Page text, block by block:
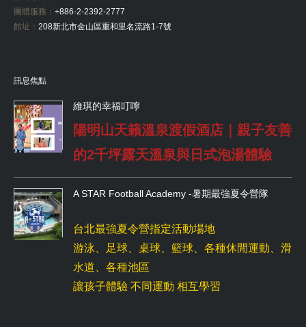
團體服務： +886-2-2392-2777
館址： 208新北市金山區重和里名流路1-7號
訊息焦點
維琪的幸福叮嚀
陽明山天籟溫泉渡假酒店｜親子友善
的2千坪露天溫泉與日式泡湯體驗
A STAR Football Academy -暑期最強夏令營隊
台北最強夏令營指定活動場地
游泳、足球、桌球、籃球、各種休閒運動、滑
水道、各種池區
讓孩子體驗 不同運動 相互學習